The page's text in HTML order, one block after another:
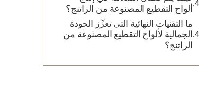
ألواح التقطيع المصنوعة من الراتنج؟
ما التقنيات النهائية التي تعزِّز الجودة
الجمالية لألواح التقطيع المصنوعة من
الراتنج؟